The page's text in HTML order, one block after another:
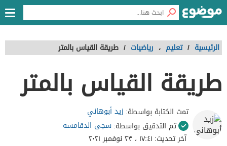
الرئيسية / تعليم ، رياضيات / طريقة القياس بالمتر
طريقة القياس بالمتر
تمت الكتابة بواسطة: زيد أبوهاني
تم التدقيق بواسطة:سجى الدقامسه
آخر تحديث: ١٧:٤١ ، ٢٣ نوفمبر ٢٠٢١